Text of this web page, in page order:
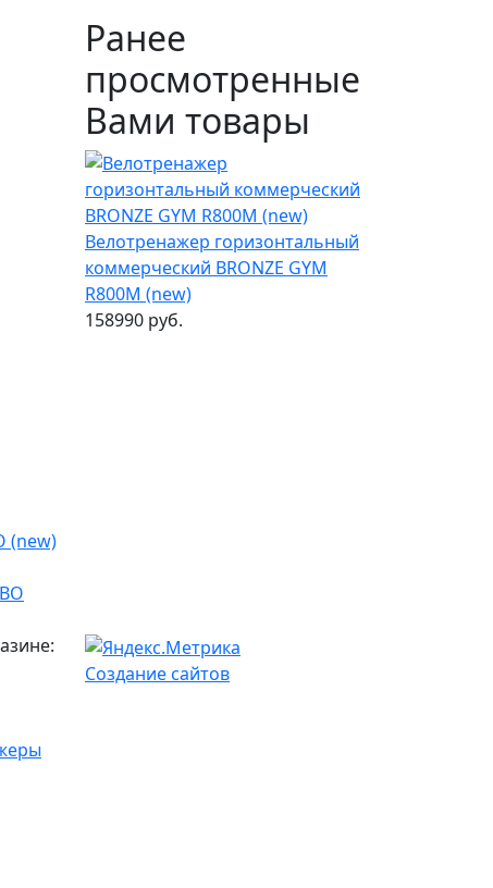
(new)
Ранее
просмотренные
Вами товары
Велотренажер горизонтальный
коммерческий BRONZE GYM
R800M (new)
158990 руб.
Создание сайтов